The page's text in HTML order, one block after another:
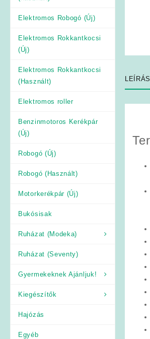
Elektromos Robogó (Új)
Elektromos Rokkantkocsi
(Új)
Elektromos Rokkantkocsi
(Használt)
Elektromos roller
Benzinmotoros Kerékpár
(Új)
Robogó (Új)
Robogó (Használt)
Motorkerékpár (Új)
Bukósisak
Ruházat (Modeka)
Ruházat (Seventy)
Gyermekeknek Ajánljuk!
Kiegészítők
Hajózás
Egyéb
LEÍRÁS